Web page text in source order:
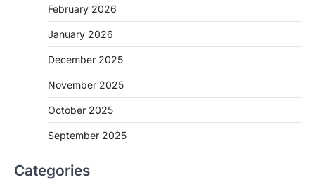
February 2026
January 2026
December 2025
November 2025
October 2025
September 2025
Categories